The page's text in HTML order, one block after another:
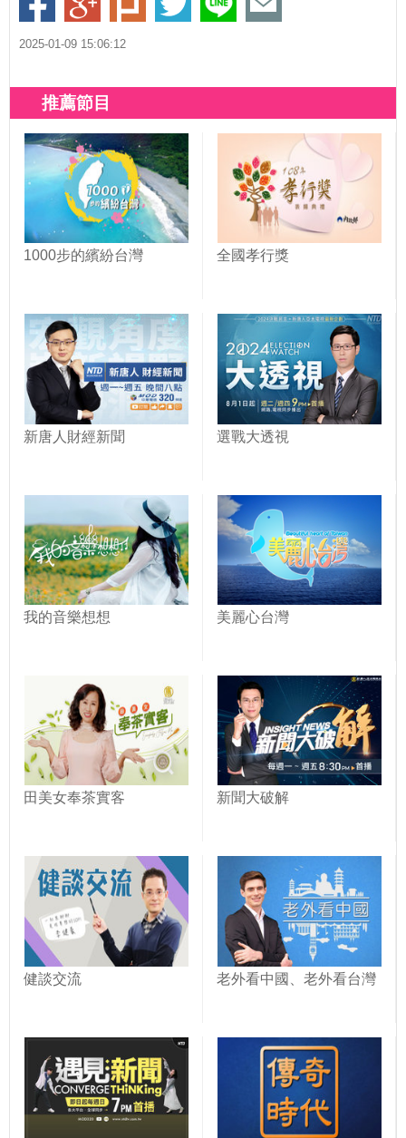
2025-01-09 15:06:12
推薦節目
1000步的繽紛台灣 全國孝行獎
新唐人財經新聞 選戰大透視
我的音樂想想 美麗心台灣
田美女奉茶實客 新聞大破解
健談交流 老外看中國、老外看台灣